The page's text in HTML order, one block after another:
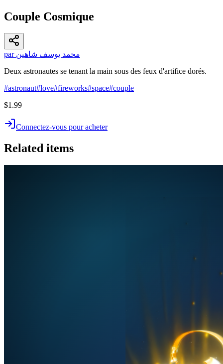
Couple Cosmique
par محمد يوسف شاهين
Deux astronautes se tenant la main sous des feux d'artifice dorés.
#astronaut#love#fireworks#space#couple
$1.99
Connectez-vous pour acheter
Related items